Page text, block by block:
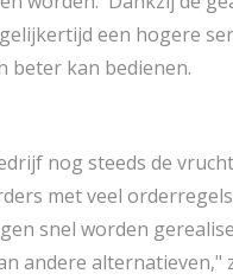
een hogere
beter kan bedienen.
nog steeds de
met veel
snel worden
andere alternatieven,"